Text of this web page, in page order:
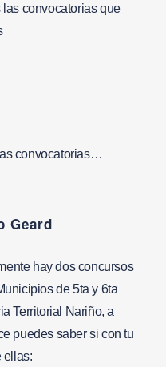
convocatorias que
convocatorias…
Geard
hay dos concursos
de 5ta y 6ta
Territorial Nariño, a
puedes saber si con tu
ellas: